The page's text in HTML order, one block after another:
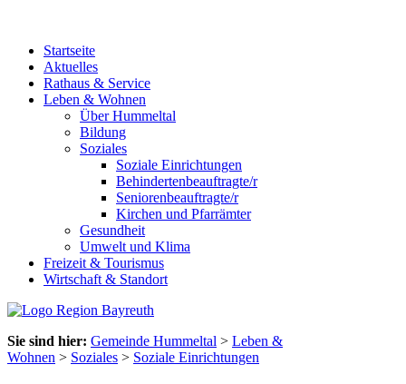
Startseite
Aktuelles
Rathaus & Service
Leben & Wohnen
Über Hummeltal
Bildung
Soziales
Soziale Einrichtungen
Behindertenbeauftragte/r
Seniorenbeauftragte/r
Kirchen und Pfarrämter
Gesundheit
Umwelt und Klima
Freizeit & Tourismus
Wirtschaft & Standort
Sie sind hier: Gemeinde Hummeltal > Leben &
Wohnen > Soziales > Soziale Einrichtungen